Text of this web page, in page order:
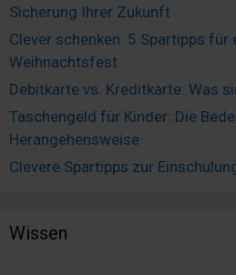
Sicherung Ihrer Zukunft
Clever schenken: 5 Spartipps
Weihnachtsfest
Debitkarte vs. Kreditkarte: Was
Taschengeld für Kinder: Die
Herangehensweise
Clevere Spartipps zur
Wissen